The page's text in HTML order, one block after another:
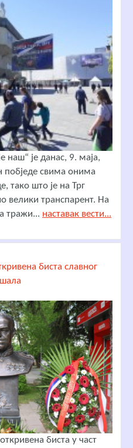
наш“ је данас, 9. маја,
свима онима
тако што је на Трг
велики транспарент. На
тражи... наставак вести...
биста славног
биста у част